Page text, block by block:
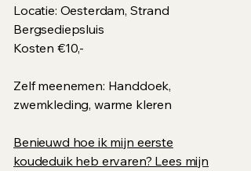
Locatie: Oesterdam, Strand
Bergsediepsluis
Kosten €10,-
Zelf meenemen: Handdoek,
zwemkleding, warme kleren
Benieuwd hoe ik mijn eerste
koudeduik heb ervaren? Lees mijn